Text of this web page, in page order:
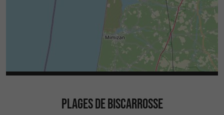
PLAGES DE BISCARROSSE